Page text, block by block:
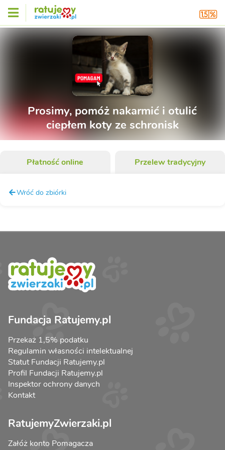
Prosimy, pomóż nakarmić i otulić
ciepłem koty ze schronisk
Płatność online Przelew tradycyjny
Wróć do zbiórki
Fundacja Ratujemy.pl
Przekaż 1,5% podatku
Regulamin własności intelektualnej
Statut Fundacji Ratujemy.pl
Profil Fundacji Ratujemy.pl
Inspektor ochrony danych
Kontakt
RatujemyZwierzaki.pl
Załóż konto Pomagacza